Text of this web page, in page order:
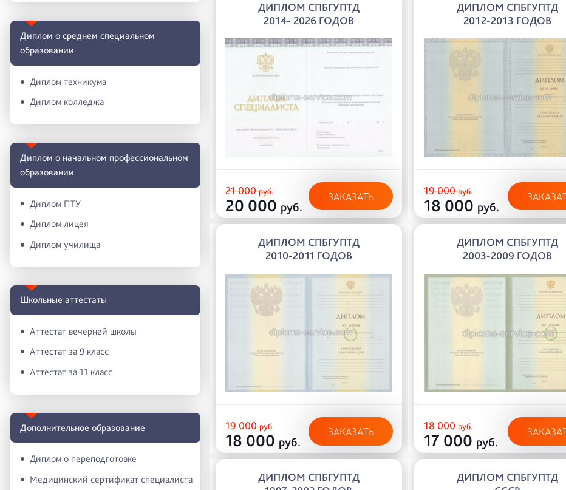
Диплом о среднем специальном
образовании
Диплом техникума
Диплом колледжа
Диплом о начальном профессиональном
oбразовании
Диплом ПТУ
Диплом лицея
Диплом училища
Школьные аттестаты
Аттестат вечерней школы
Аттестат за 9 класс
Аттестат за 11 класс
Дополнительное образование
Диплом о переподготовке
Медицинский сертификат специалиста
ДИПЛОМ СПБГУПТД
2014- 2026 ГОДОВ
21 000руб.
20 000 руб.
ЗАКАЗАТЬ
ДИПЛОМ СПБГУПТД
2012-2013 ГОДОВ
19 000руб.
18 000 руб.
ДИПЛОМ СПБГУПТД
2010-2011 ГОДОВ
19 000руб.
18 000 руб.
ЗАКАЗАТЬ
ДИПЛОМ СПБГУПТД
2003-2009 ГОДОВ
18 000руб.
17 000 руб.
ДИПЛОМ СПБГУПТД
ДИПЛОМ СПБГУПТД